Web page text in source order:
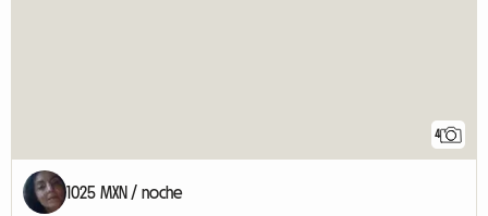
4
1025 MXN / noche